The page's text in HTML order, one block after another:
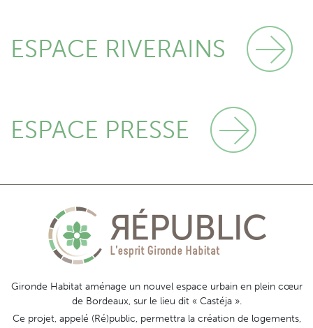
ESPACE RIVERAINS
ESPACE PRESSE
Gironde Habitat aménage un nouvel espace urbain en plein cœur
de Bordeaux, sur le lieu dit « Castéja ».
Ce projet, appelé (Ré)public, permettra la création de logements,